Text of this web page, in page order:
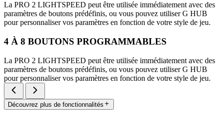
La PRO 2 LIGHTSPEED peut être utilisée immédiatement avec des
paramètres de boutons prédéfinis, ou vous pouvez utiliser G HUB
pour personnaliser vos paramètres en fonction de votre style de jeu.
4 À 8 BOUTONS PROGRAMMABLES
La PRO 2 LIGHTSPEED peut être utilisée immédiatement avec des
paramètres de boutons prédéfinis, ou vous pouvez utiliser G HUB
pour personnaliser vos paramètres en fonction de votre style de jeu.
Découvrez plus de fonctionnalités